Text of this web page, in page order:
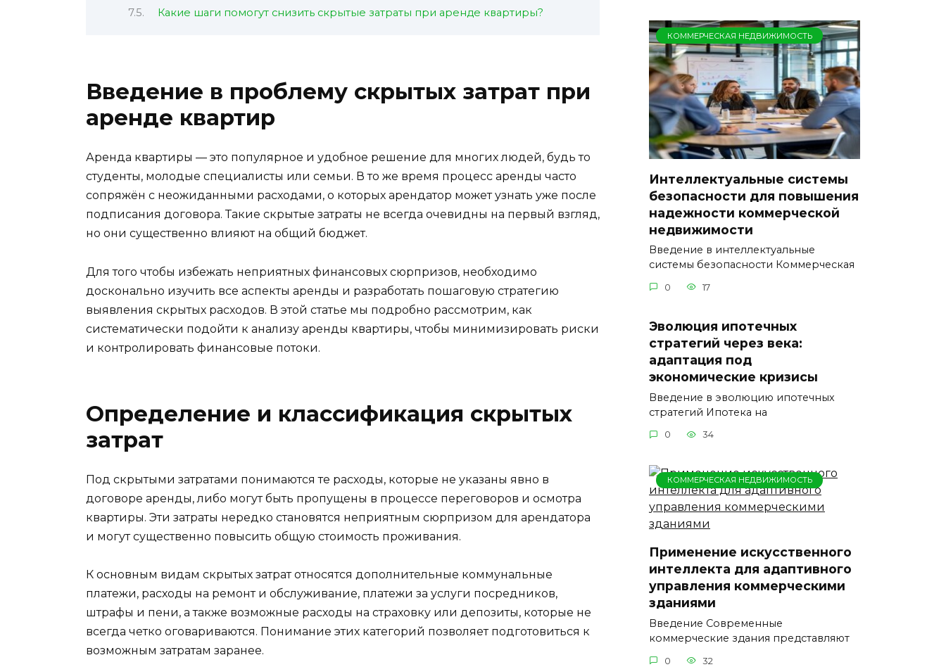
Какие шаги помогут снизить скрытые затраты при аренде квартиры?
Введение в проблему скрытых затрат при
аренде квартир
Аренда квартиры — это популярное и удобное решение для многих людей, будь то
студенты, молодые специалисты или семьи. В то же время процесс аренды часто
сопряжён с неожиданными расходами, о которых арендатор может узнать уже после
подписания договора. Такие скрытые затраты не всегда очевидны на первый взгляд,
но они существенно влияют на общий бюджет.
Для того чтобы избежать неприятных финансовых сюрпризов, необходимо
досконально изучить все аспекты аренды и разработать пошаговую стратегию
выявления скрытых расходов. В этой статье мы подробно рассмотрим, как
систематически подойти к анализу аренды квартиры, чтобы минимизировать риски
и контролировать финансовые потоки.
Определение и классификация скрытых
затрат
Под скрытыми затратами понимаются те расходы, которые не указаны явно в
договоре аренды, либо могут быть пропущены в процессе переговоров и осмотра
квартиры. Эти затраты нередко становятся неприятным сюрпризом для арендатора
и могут существенно повысить общую стоимость проживания.
К основным видам скрытых затрат относятся дополнительные коммунальные
платежи, расходы на ремонт и обслуживание, платежи за услуги посредников,
штрафы и пени, а также возможные расходы на страховку или депозиты, которые не
всегда четко оговариваются. Понимание этих категорий позволяет подготовиться к
возможным затратам заранее.
КОММЕРЧЕСКАЯ НЕДВИЖИМОСТЬ
Интеллектуальные системы
безопасности для повышения
надежности коммерческой
недвижимости
Введение в интеллектуальные
системы безопасности Коммерческая
0 17
Эволюция ипотечных
стратегий через века:
адаптация под
экономические кризисы
Введение в эволюцию ипотечных
стратегий Ипотека на
0 34
КОММЕРЧЕСКАЯ НЕДВИЖИМОСТЬ
Применение искусственного
интеллекта для адаптивного
управления коммерческими
зданиями
Введение Современные
коммерческие здания представляют
0 32